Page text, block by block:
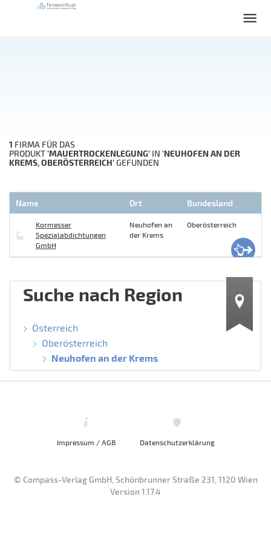
1 FIRMA FÜR DAS
PRODUKT'MAUERTROCKENLEGUNG' IN 'NEUHOFEN AN DER
KREMS, OBERÖSTERREICH'GEFUNDEN
Name Ort Bundesland
Kormesser
Spezialabdichtungen
GmbH
Neuhofen an
der Krems
Oberösterreich
Suche nach Region
Österreich
Oberösterreich
Neuhofen an der Krems
Impressum / AGB Datenschutzerklärung
© Compass-Verlag GmbH, Schönbrunner Straße 231, 1120 Wien
Version 1.17.4